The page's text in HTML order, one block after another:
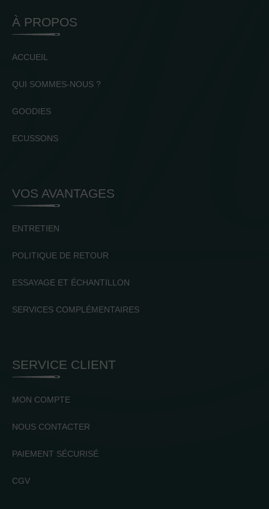
À PROPOS
ACCUEIL
QUI SOMMES-NOUS ?
GOODIES
ECUSSONS
VOS AVANTAGES
ENTRETIEN
POLITIQUE DE RETOUR
ESSAYAGE ET ÉCHANTILLON
SERVICES COMPLÉMENTAIRES
SERVICE CLIENT
MON COMPTE
NOUS CONTACTER
PAIEMENT SÉCURISÉ
CGV